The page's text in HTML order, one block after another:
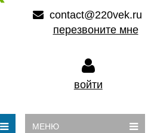
contact@220vek.ru
перезвоните мне
войти
МЕНЮ